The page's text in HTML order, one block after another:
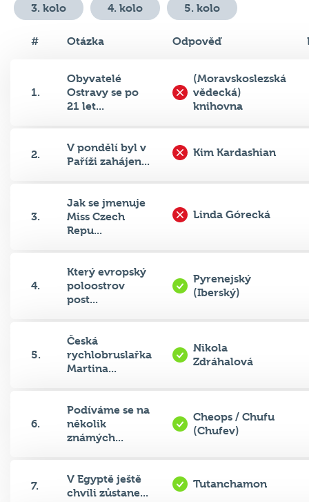
3. kolo 4. kolo 5. kolo
# Otázka Odpověď
1.
Obyvatelé
Ostravy se po
21 let...
(Moravskoslezská
vědecká)
knihovna
2.
V pondělí byl v
Paříži zahájen...
Kim Kardashian
3.
Jak se jmenuje
Miss Czech
Repu...
Linda Górecká
4.
Který evropský
poloostrov
post...
Pyrenejský
(Iberský)
5.
Česká
rychlobruslařka
Martina...
Nikola
Zdráhalová
6.
Podíváme se na
několik
známých...
Cheops / Chufu
(Chufev)
7.
V Egyptě ještě
chvíli zůstane...
Tutanchamon